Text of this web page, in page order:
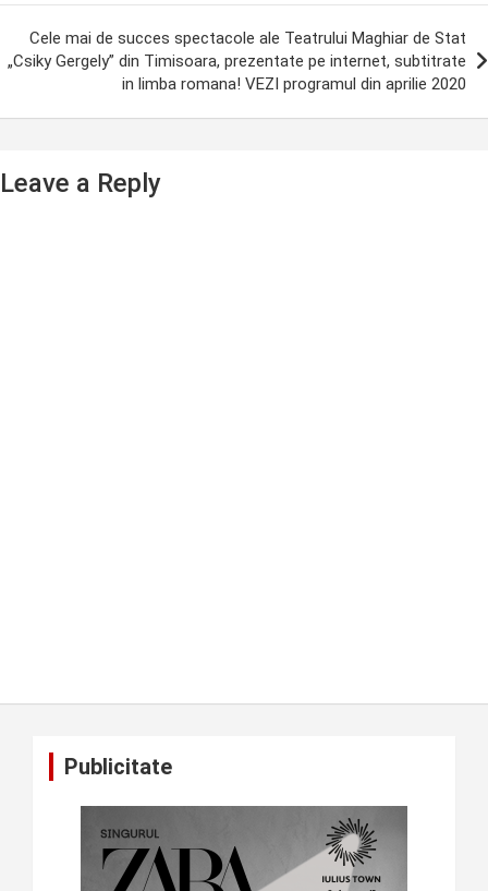
Cele mai de succes spectacole ale Teatrului Maghiar de Stat
„Csiky Gergely” din Timisoara, prezentate pe internet, subtitrate
in limba romana! VEZI programul din aprilie 2020
Leave a Reply
Publicitate